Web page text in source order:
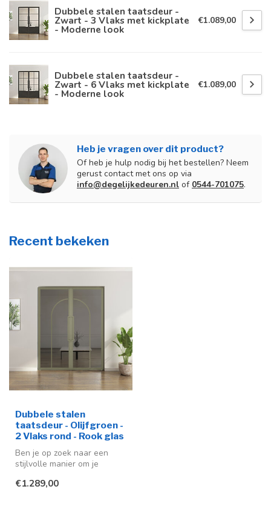
Dubbele stalen taatsdeur -
Zwart - 3 Vlaks met kickplate
- Moderne look
€1.089,00
Dubbele stalen taatsdeur -
Zwart - 6 Vlaks met kickplate
- Moderne look
€1.089,00
Heb je vragen over dit product?
Of heb je hulp nodig bij het bestellen? Neem
gerust contact met ons op via
info@degelijkedeuren.nl of 0544-701075.
Recent bekeken
Dubbele stalen
taatsdeur - Olijfgroen -
2 Vlaks rond - Rook glas
Ben je op zoek naar een
stijlvolle manier om je
dan vo...
€1.289,00